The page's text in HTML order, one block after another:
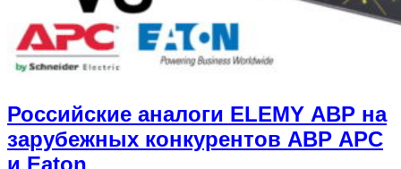
Российские аналоги ELEMY АВР на
зарубежных конкурентов АВР APC
и Eaton